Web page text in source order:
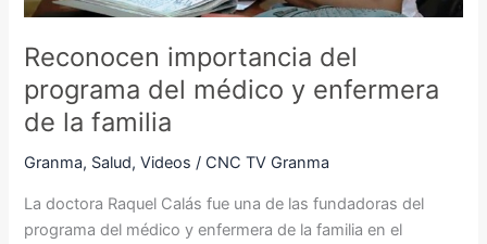
Reconocen importancia del
programa del médico y enfermera
de la familia
Granma, Salud,Videos / CNC TV Granma
La doctora Raquel Calás fue una de las fundadoras del
programa del médico y enfermera de la familia en el
la